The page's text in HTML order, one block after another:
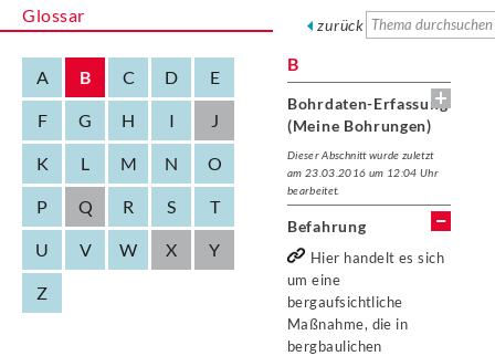
Glossar
A B C D E
F G H I J
K L M N O
P Q R S T
U V W X Y
Z
zurück
B
Bohrdaten-Erfassung
(Meine Bohrungen)
Dieser Abschnitt wurde zuletzt
am 23.03.2016 um 12:04 Uhr
bearbeitet.
Befahrung
Hier handelt es sich
um eine
bergaufsichtliche
Maßnahme, die in
bergbaulichen